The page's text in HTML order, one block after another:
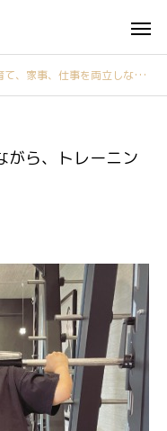
事、仕事を両立しながら、トレーニング👏素晴らしいです🤩
がら、トレーニン